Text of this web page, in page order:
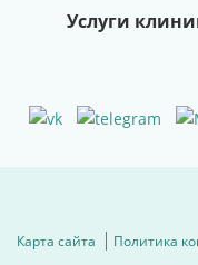
Услуги
Карта сайта Политика